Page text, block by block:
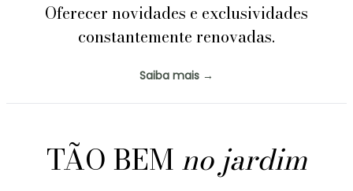
Oferecer novidades e exclusividades
constantemente renovadas.
Saiba mais →
TÃO BEM no jardim